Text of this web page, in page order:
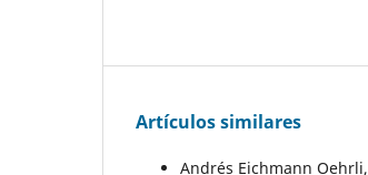
Artículos similares
Andrés Eichmann Oehrli,